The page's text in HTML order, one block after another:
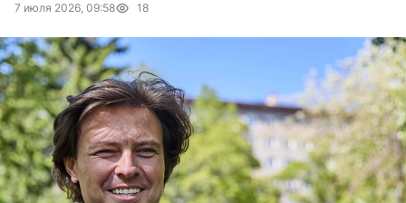
7 июля 2026, 09:58 18